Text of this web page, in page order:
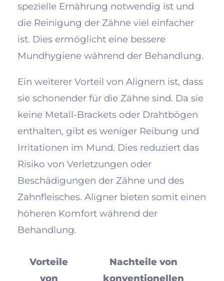
spezielle Ernährung notwendig ist und
die Reinigung der Zähne viel einfacher
ist. Dies ermöglicht eine bessere
Mundhygiene während der Behandlung.
Ein weiterer Vorteil von Alignern ist, dass
sie schonender für die Zähne sind. Da sie
keine Metall-Brackets oder Drahtbögen
enthalten, gibt es weniger Reibung und
Irritationen im Mund. Dies reduziert das
Risiko von Verletzungen oder
Beschädigungen der Zähne und des
Zahnfleisches. Aligner bieten somit einen
höheren Komfort während der
Behandlung.
Vorteile
von
Nachteile von
konventionellen